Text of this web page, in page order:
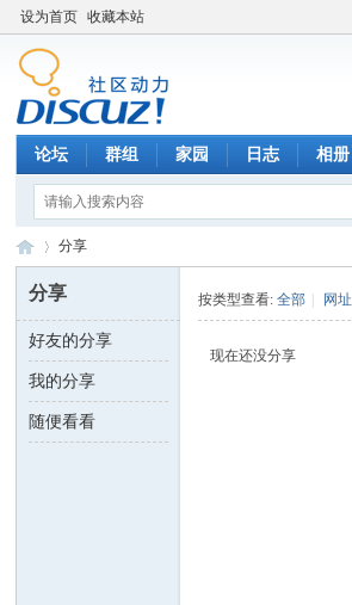
设为首页 收藏本站
论坛 群组 家园 日志 相册
数 ›
分享
分享
好友的分享
我的分享
随便看看
按类型查看:全部 网址
现在还没分享